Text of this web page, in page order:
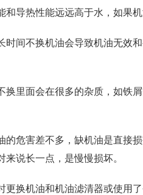
导热性能远远高于水，如果
时间不换机油会导致机油无效
换里面会在很多的杂质，如铁
的危害差不多，缺机油是直接
说长一点，是慢慢损坏。
更换机油和机油滤清器或使用